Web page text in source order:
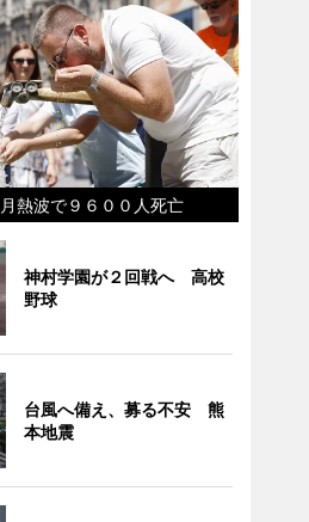
熱波で９６００人死亡
神村学園が２回戦へ 高校
野球
台風へ備え、募る不安 熊
本地震